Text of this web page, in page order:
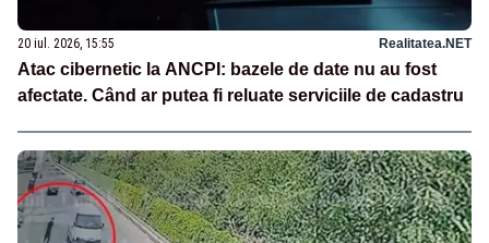
20 iul. 2026, 15:55 Realitatea.NET
Atac cibernetic la ANCPI: bazele de date nu au fost
afectate. Când ar putea fi reluate serviciile de cadastru